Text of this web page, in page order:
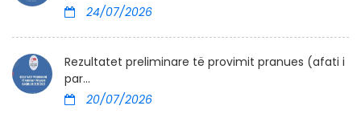
24/07/2026
Rezultatet preliminare të provimit pranues (afati i
par...
20/07/2026